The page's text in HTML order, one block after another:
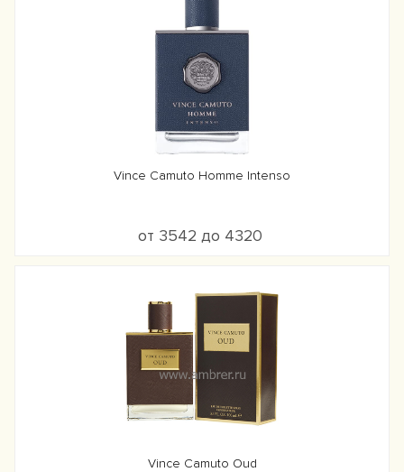
Vince Camuto Homme Intenso
от 3542 до 4320
Vince Camuto Oud